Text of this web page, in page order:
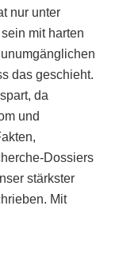
nur unter
mit harten
das geschieht.
da
und
Dossiers
stärkster
Mit